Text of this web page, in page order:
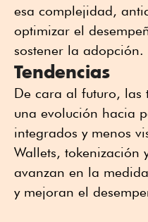
esa complejidad,
optimizar el
sostener la adopción.
Tendencias
De cara al futuro, las
una evolución hacia
integrados y menos
Wallets, tokenización
avanzan en la
y mejoran el